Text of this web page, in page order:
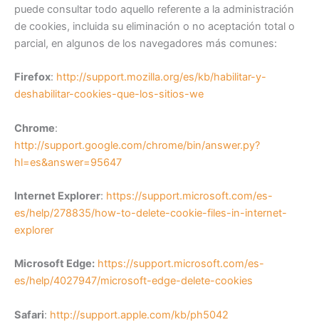
puede consultar todo aquello referente a la administración
de cookies, incluida su eliminación o no aceptación total o
parcial, en algunos de los navegadores más comunes:
Firefox: http://support.mozilla.org/es/kb/habilitar-y-
deshabilitar-cookies-que-los-sitios-we
Chrome:
http://support.google.com/chrome/bin/answer.py?
hl=es&answer=95647
Internet Explorer: https://support.microsoft.com/es-
es/help/278835/how-to-delete-cookie-files-in-internet-
explorer
Microsoft Edge: https://support.microsoft.com/es-
es/help/4027947/microsoft-edge-delete-cookies
Safari: http://support.apple.com/kb/ph5042